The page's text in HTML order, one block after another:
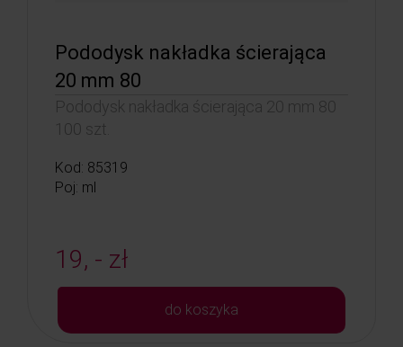
Pododysk nakładka ścierająca
20 mm 80
Pododysk nakładka ścierająca 20 mm 80
100 szt.
Kod: 85319
Poj: ml
19, - zł
do koszyka